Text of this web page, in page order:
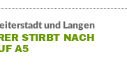
und Langen
STIRBT NACH
A5